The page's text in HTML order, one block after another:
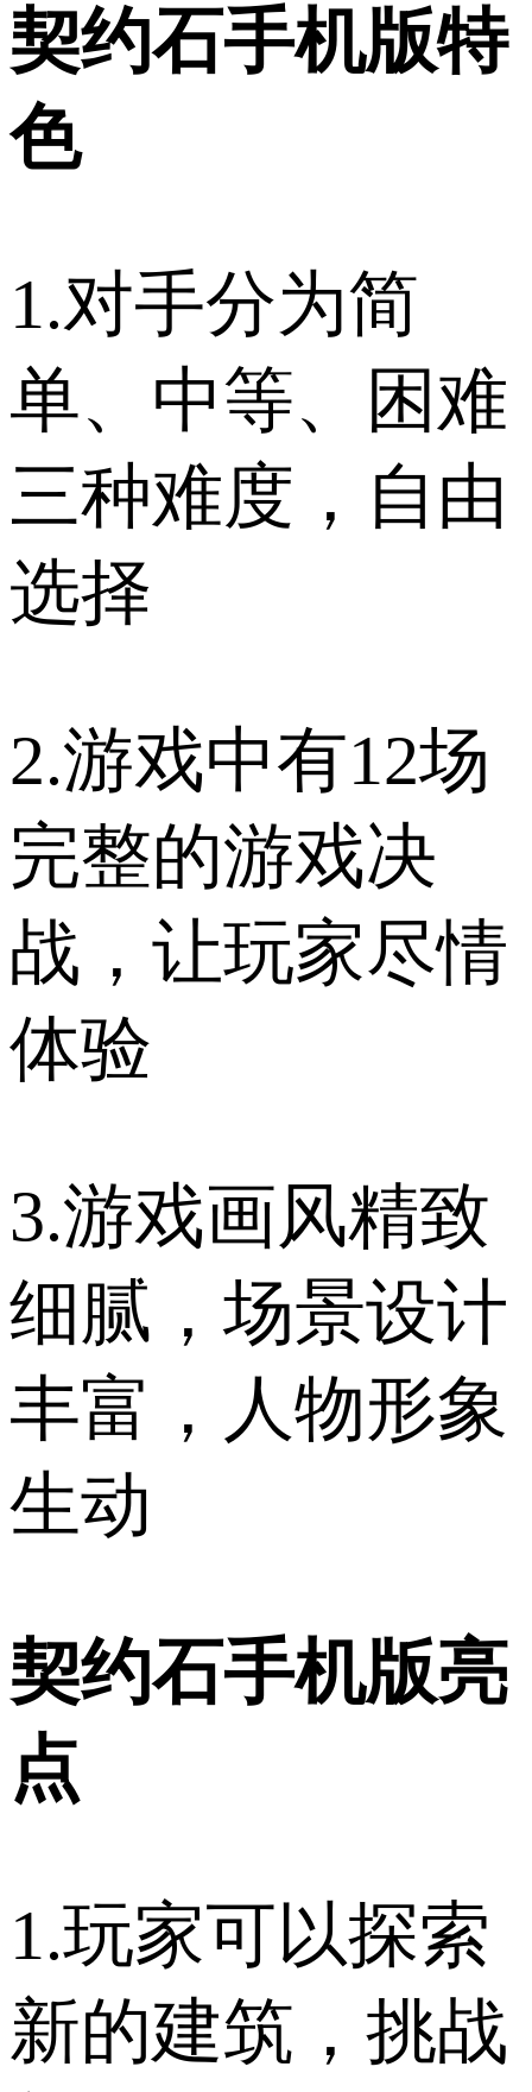
契约石手机版特
色
1.对手分为简
单、中等、困难
三种难度，自由
选择
2.游戏中有12场
完整的游戏决
战，让玩家尽情
体验
3.游戏画风精致
细腻，场景设计
丰富，人物形象
生动
契约石手机版亮
点
1.玩家可以探索
新的建筑，挑战